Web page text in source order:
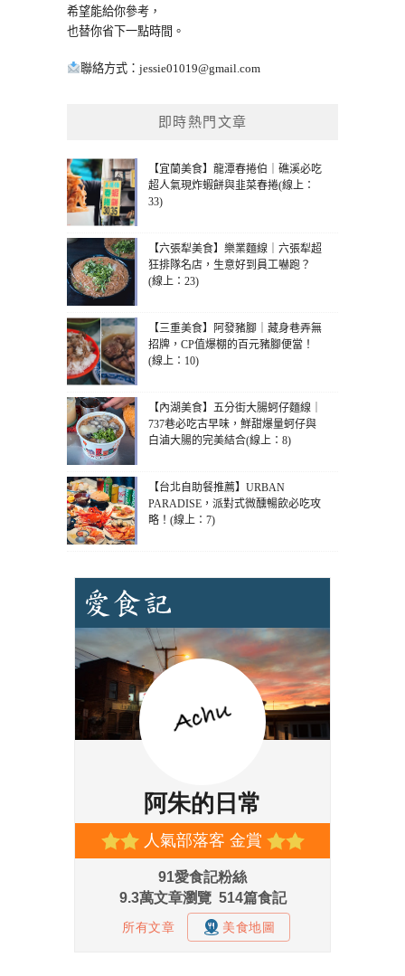
希望能給你參考，
也替你省下一點時間。
聯絡方式： jessie01019@gmail.com
即時熱門文章
【宜蘭美食】龍潭春捲伯｜礁溪必吃
超人氣現炸蝦餅與韭菜春捲(線上：
33)
【六張犁美食】樂業麵線｜六張犁超
狂排隊名店，生意好到員工嚇跑？
(線上：23)
【三重美食】阿發豬腳｜藏身巷弄無
招牌，CP值爆棚的百元豬腳便當！
(線上：10)
【內湖美食】五分街大腸蚵仔麵線｜
737巷必吃古早味，鮮甜爆量蚵仔與
白滷大腸的完美結合(線上：8)
【台北自助餐推薦】URBAN
PARADISE，派對式微醺暢飲必吃攻
略！(線上：7)